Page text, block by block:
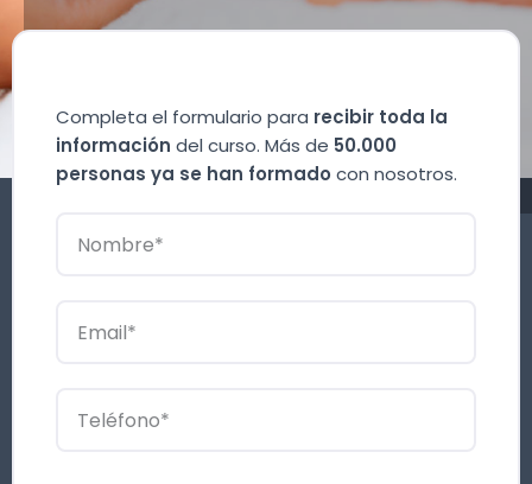
Completa el formulario para recibir toda la
información del curso. Más de 50.000
personas ya se han formado con nosotros.